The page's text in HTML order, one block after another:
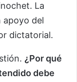
La
apoyo del
dictatorial.
¿Por qué
debe